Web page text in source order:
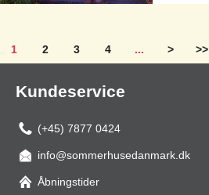
1 2 3 4 ... > >>
Kundeservice
(+45) 7877 0424
info@sommerhusedanmark.dk
Åbningstider